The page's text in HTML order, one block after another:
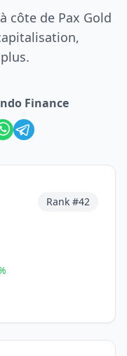
côte de Pax Gold
Finance
Rank #42